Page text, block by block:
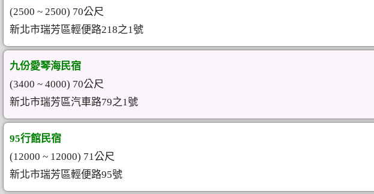
(2500 ~ 2500) 70公尺
新北市瑞芳區輕便路218之1號
九份愛琴海民宿
(3400 ~ 4000) 70公尺
新北市瑞芳區汽車路79之1號
95行館民宿
(12000 ~ 12000) 71公尺
新北市瑞芳區輕便路95號